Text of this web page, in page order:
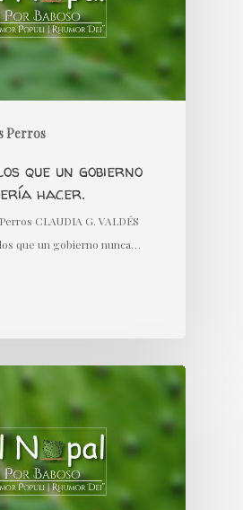
Perros
que un gobierno
hacer.
CLAUDIA G. VALDÉS
que un gobierno nunca…